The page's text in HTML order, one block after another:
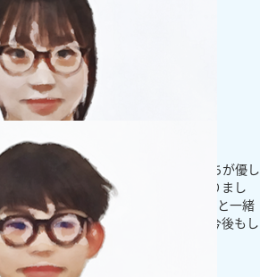
になりました！
ともに苦手でしたが、創英の先生たちが優し
してくれて、国語は一番成績が上がりまし
桁の割り算ができるように創英で先生と一緒
イラストレーターになりたいので、今後もし
。